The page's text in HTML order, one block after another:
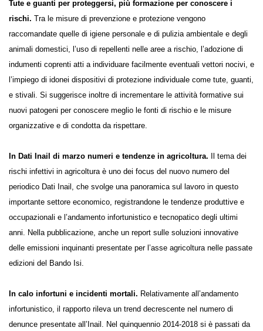
Tute e guanti per proteggersi, più formazione per conoscere i
rischi. Tra le misure di prevenzione e protezione vengono
raccomandate quelle di igiene personale e di pulizia ambientale e degli
animali domestici, l’uso di repellenti nelle aree a rischio, l’adozione di
indumenti coprenti atti a individuare facilmente eventuali vettori
nocivi, e l’impiego di idonei dispositivi di protezione individuale come
tute, guanti, e stivali. Si suggerisce inoltre di incrementare le attività
formative sui nuovi patogeni per conoscere meglio le fonti di rischio e
le misure organizzative e di condotta da rispettare.
In Dati Inail di marzo numeri e tendenze in agricoltura.Il tema
dei rischi infettivi in agricoltura è uno dei focus del nuovo numero del
periodico Dati Inail, che svolge una panoramica sul lavoro in questo
importante settore economico, registrandone le tendenze produttive
e occupazionali e l’andamento infortunistico e tecnopatico degli ultimi
anni. Nella pubblicazione, anche un report sulle soluzioni innovative
delle emissioni inquinanti presentate per l’asse agricoltura nelle
passate edizioni del Bando Isi.
In calo infortuni e incidenti mortali.Relativamente all’andamento
infortunistico, il rapporto rileva un trend decrescente nel numero di
denunce presentate all’Inail. Nel quinquennio 2014-2018 si è passati da